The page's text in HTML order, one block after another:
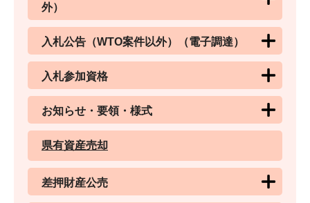
外）
入札公告（WTO案件以外）（電子調達）
入札参加資格
お知らせ・要領・様式
県有資産売却
差押財産公売